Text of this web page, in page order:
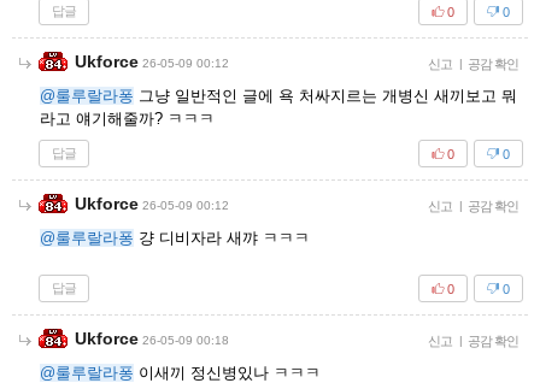
답글 0
0
Ukforce 26-05-09 00:12 신고 | 공감 확인
@룰루랄라퐁 그냥 일반적인 글에 욕 처싸지르는 개병신 새끼보고 뭐
라고 얘기해줄까? ㅋㅋㅋ
답글 0
0
Ukforce 26-05-09 00:12 신고 | 공감 확인
@룰루랄라퐁 걍 디비자라 새꺄 ㅋㅋㅋ
답글 0
0
Ukforce 26-05-09 00:18 신고 | 공감 확인
@룰루랄라퐁 이새끼 정신병있나 ㅋㅋㅋ